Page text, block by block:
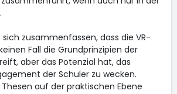
zusammenfassen, dass die VR-
Fall die Grundprinzipien der
aber das Potenzial hat, das
der Schuler zu wecken.
auf der praktischen Ebene